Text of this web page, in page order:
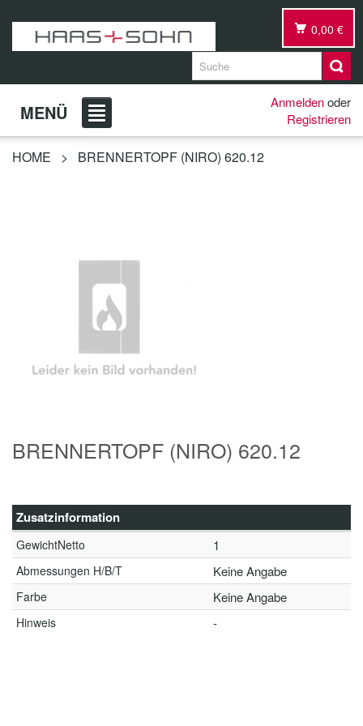
0,00 €
MENÜ Anmeldenoder
Registrieren
HOME > BRENNERTOPF (NIRO) 620.12
BRENNERTOPF (NIRO) 620.12
Zusatzinformation
GewichtNetto 1
Abmessungen H/B/T Keine Angabe
Farbe Keine Angabe
Hinweis -